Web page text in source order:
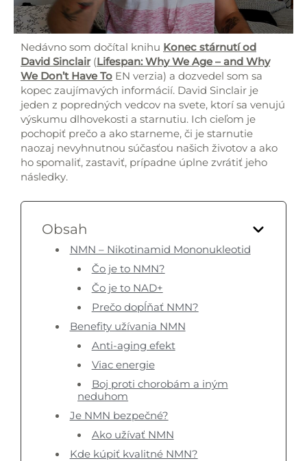
Nedávno som dočítal knihu Konec stárnutí od
David Sinclair(Lifespan: Why We Age – and Why
We Don’t Have To EN verzia) a dozvedel som sa
kopec zaujímavých informácií. David Sinclair je
jeden z popredných vedcov na svete, ktorí sa venujú
výskumu dlhovekosti a starnutiu. Ich cieľom je
pochopiť prečo a ako starneme, či je starnutie
naozaj nevyhnutnou súčasťou našich životov a ako
ho spomaliť, zastaviť, prípadne úplne zvrátiť jeho
následky.
Obsah
NMN – Nikotinamid Mononukleotid
Čo je to NMN?
Čo je to NAD+
Prečo dopĺňať NMN?
Benefity užívania NMN
Anti-aging efekt
Viac energie
Boj proti chorobám a iným
neduhom
Je NMN bezpečné?
Ako užívať NMN
Kde kúpiť kvalitné NMN?